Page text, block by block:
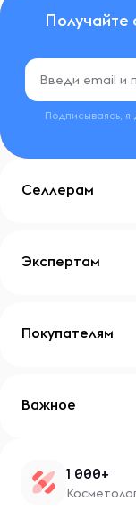
Получайте
Подписываясь, я
Селлерам
Экспертам
Покупателям
Важное
1 000+